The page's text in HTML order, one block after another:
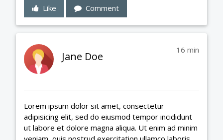
Like Comment
16 min
Jane Doe
Lorem ipsum dolor sit amet, consectetur
adipisicing elit, sed do eiusmod tempor incididunt
ut labore et dolore magna aliqua. Ut enim ad minim